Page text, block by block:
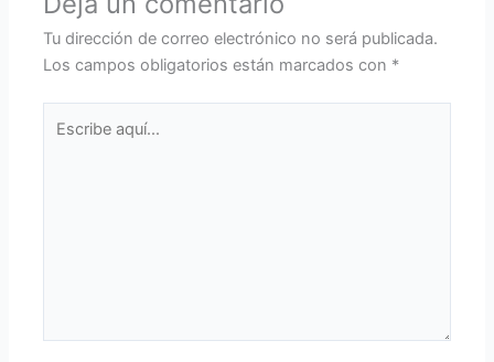
Tu dirección de correo electrónico no será publicada.
Los campos obligatorios están marcados con *
aquí...